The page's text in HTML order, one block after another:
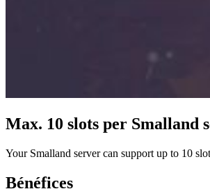
Max. 10 slots per Smalland
Your Smalland server can support up to 10
Bénéfices